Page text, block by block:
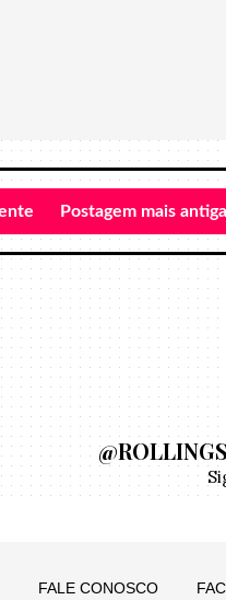
Postagem mais antiga
FALE CONOSCO